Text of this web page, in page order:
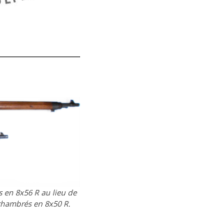
en 8x56 R au lieu de
en 8x50 R.